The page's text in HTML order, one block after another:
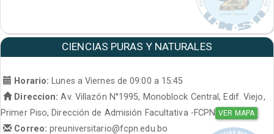
CIENCIAS PURAS Y NATURALES
Horario:
Lunes a Viernes de 09:00 a 15:45
Direccion: Av. Villazón N°1995, Monoblock Central, Edif. Viejo,
Primer Piso, Dirección de Admisión Facultativa -FCPN VER MAPA
Correo:preuniversitario@fcpn.edu.bo